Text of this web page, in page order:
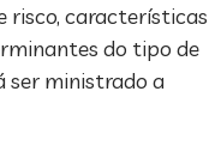
risco, características
do tipo de
ser ministrado a